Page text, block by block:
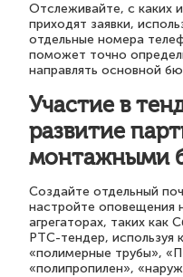
Отслеживайте, с каких
приходят заявки,
отдельные номера
поможет точно
направлять основной
Участие в
развитие
монтажными
Создайте отдельный
настройте оповещения
агрегаторах, таких как
РТС-тендер, используя
«полимерные трубы»,
«полипропилен»,